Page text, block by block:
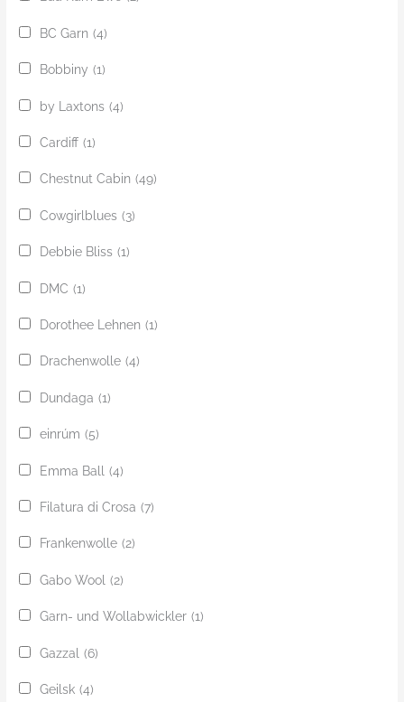
BC Garn (4)
Bobbiny (1)
by Laxtons (4)
Cardiff (1)
Chestnut Cabin (49)
Cowgirlblues (3)
Debbie Bliss (1)
DMC (1)
Dorothee Lehnen (1)
Drachenwolle (4)
Dundaga (1)
einrúm (5)
Emma Ball (4)
Filatura di Crosa (7)
Frankenwolle (2)
Gabo Wool (2)
Garn- und Wollabwickler (1)
Gazzal (6)
Geilsk (4)